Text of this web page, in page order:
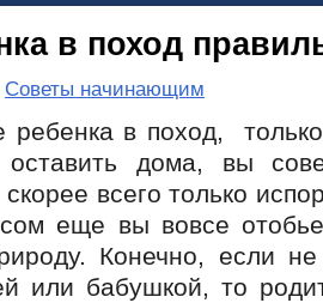
в поход
Советы начинающим
ребенка в поход,
дома, вы
всего только
еще вы вовсе
Конечно, если не
или бабушкой, то